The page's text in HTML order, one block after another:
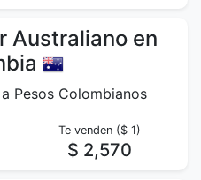
Australiano en
Pesos Colombianos
Te venden ($ 1)
$ 2,570